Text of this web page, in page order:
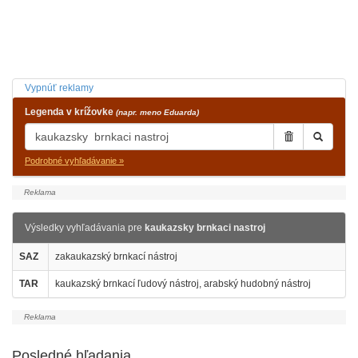
Vypnúť reklamy
Legenda v krížovke (napr. meno Eduarda)
Podrobné vyhľadávanie »
Výsledky vyhľadávania pre kaukazsky brnkaci nastroj
SAZ zakaukazský brnkací nástroj
TAR kaukazský brnkací ľudový nástroj, arabský hudobný nástroj